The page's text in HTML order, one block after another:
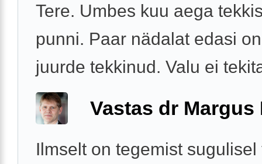
Tere. Umbes kuu aega
punni. Paar nädalat edasi
juurde tekkinud. Valu ei
Vastas dr Margus
Ilmselt on tegemist sugulisel